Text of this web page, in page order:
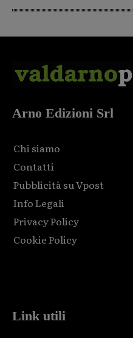
Arno Edizioni Srl
Chi siamo
Contatti
Pubblicità su Vpost
Info Legali
Privacy Policy
Cookie Policy
Link utili